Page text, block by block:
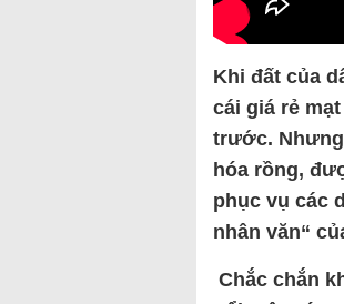
Khi đất của
cái giá rẻ
trước.
hóa rồng,
phục vụ các
nhân văn“
Chắc chắn